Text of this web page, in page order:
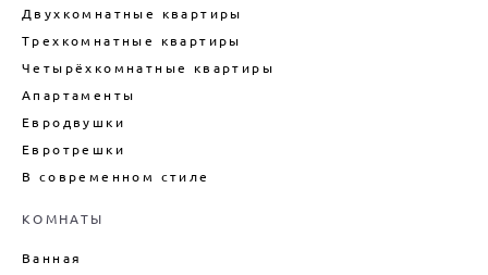
ТЕХНИЧЕСКИЙ ДИЗАЙН
КВАРТИРЫ
ВНУТРЕННИЙ ИНТЕРЬЕР
ДИЗАЙН БОЛЬШОГО ДОМА
ДИЗАЙН ДОМА ПОД КЛЮЧ
ДИЗАЙН ИНТЕРЬЕРА ДАЧИ
ПОДБОР МЕБЕЛИ ДЛЯ ИНТЕРЬЕРА
Двухкомнатные квартиры
Трехкомнатные квартиры
Четырёхкомнатные квартиры
Апартаменты
Евродвушки
Евротрешки
В современном стиле
КОМНАТЫ
Ванная